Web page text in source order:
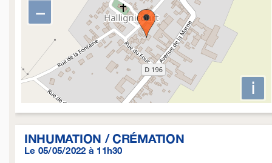
−
i
INHUMATION / CRÉMATION
Le 05/05/2022 à 11h30